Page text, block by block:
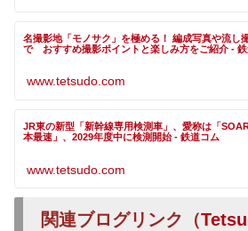
名撮影地「モノサク」を極める！ 編成写真や流し
で おすすめ撮影ポイントと楽しみ方をご紹介 - 鉄
www.tetsudo.com
JR東の新型「新幹線専用検測車」、愛称は「
本最速」、2029年度中に検測開始 - 鉄道コム
www.tetsudo.com
関連ブログリンク（